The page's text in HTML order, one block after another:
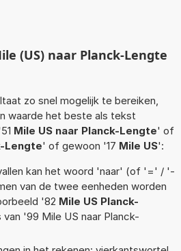
(US) naar Planck-Lengte
zo snel mogelijk te bereiken,
waarde het beste als tekst
Mile US naar Planck-Lengte' of
Lengte' of gewoon '17 Mile US':
kan het woord 'naar' (of '=' / '-
van de twee eenheden worden
'82 Mile US Planck-
van '99 Mile US naar Planck-